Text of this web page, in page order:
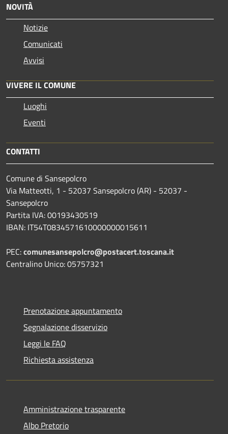
NOVITÀ
Notizie
Comunicati
Avvisi
VIVERE IL COMUNE
Luoghi
Eventi
CONTATTI
Comune di Sansepolcro
Via Matteotti, 1 - 52037 Sansepolcro (AR) - 52037 -
Sansepolcro
Partita IVA: 00193430519
IBAN: IT54T0834571610000000015611
PEC:comunesansepolcro@postacert.toscana.it
Centralino Unico: 05757321
Prenotazione appuntamento
Segnalazione disservizio
Leggi le FAQ
Richiesta assistenza
Amministrazione trasparente
Albo Pretorio